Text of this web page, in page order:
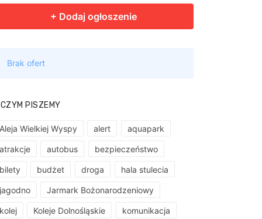
PISZEMY
Wielkiej Wyspy alert aquapark
autobus bezpieczeństwo
budżet droga hala stulecia
Jarmark Bożonarodzeniowy
Koleje Dolnośląskie komunikacja